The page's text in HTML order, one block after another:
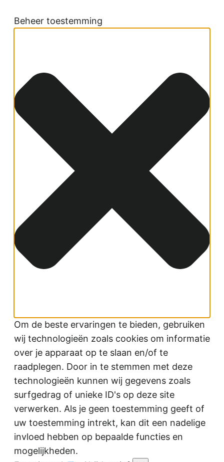
Beheer toestemming
Om de beste ervaringen te bieden, gebruiken
wij technologieën zoals cookies om informatie
over je apparaat op te slaan en/of te
raadplegen. Door in te stemmen met deze
technologieën kunnen wij gegevens zoals
surfgedrag of unieke ID's op deze site
verwerken. Als je geen toestemming geeft of
uw toestemming intrekt, kan dit een nadelige
invloed hebben op bepaalde functies en
mogelijkheden.